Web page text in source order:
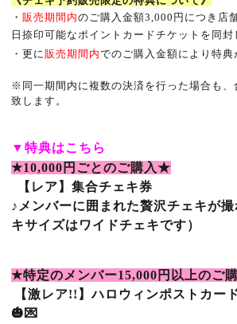
・販売期間内のご購入金額3,000 円につき店
日捺印可能なポイントカードチケットを同封
・更に販売期間内でのご購入金額により特典
※ 同一期間内に複数の決済を行った場合も
致します。
▼特典はこちら
★10,000 円ごとのご購入★
【レア】集合チェキ券
♪ メンバーに囲まれた贅沢チェキが撮
キサイズはワイドチェキです）
★特定のメンバー15,000 円以上のご
【激レア!! 】ハロウィンポストカー
🎃💌